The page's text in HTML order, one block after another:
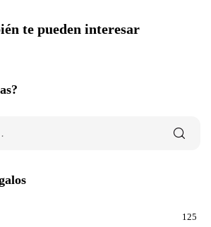
te pueden interesar
125